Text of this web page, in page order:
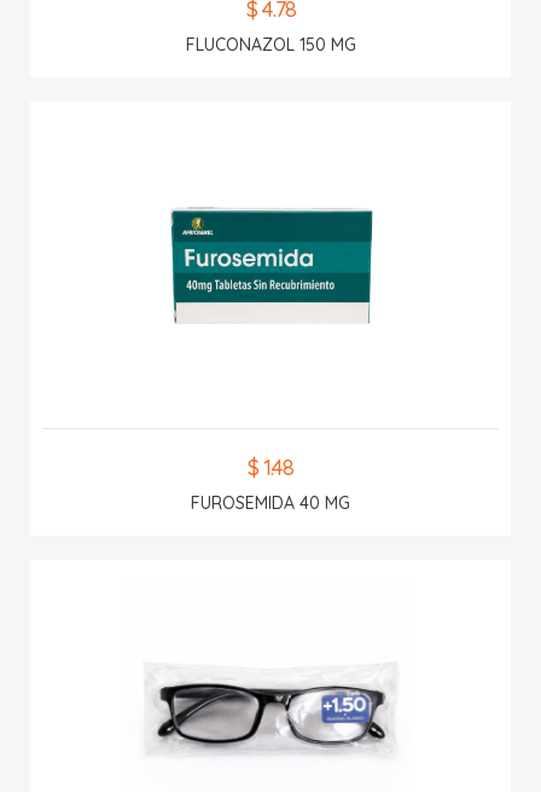
$ 4.78
FLUCONAZOL 150 MG
$ 1.48
FUROSEMIDA 40 MG